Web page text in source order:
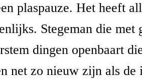
plaspauze. Het heeft
Stegeman die met
dingen openbaart
net zo nieuw zijn als de